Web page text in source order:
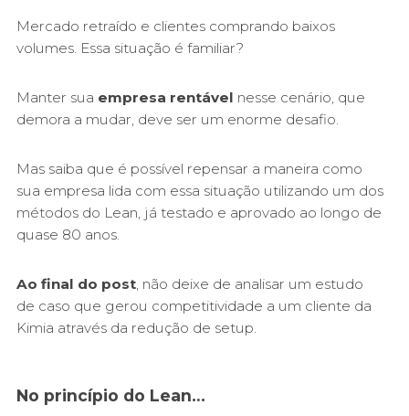
Mercado retraído e clientes comprando baixos
volumes. Essa situação é familiar?
Manter sua empresa rentável nesse cenário, que
demora a mudar, deve ser um enorme desafio.
Mas saiba que é possível repensar a maneira como
sua empresa lida com essa situação utilizando um dos
métodos do Lean, já testado e aprovado ao longo de
quase 80 anos.
Ao final do post, não deixe de analisar um estudo
de caso que gerou competitividade a um cliente da
Kimia através da redução de setup.
No princípio do Lean…